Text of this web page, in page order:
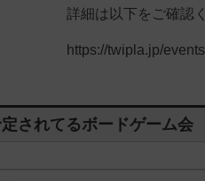
詳細は以下をご確認
https://twipla.jp/
されてるボードゲーム会